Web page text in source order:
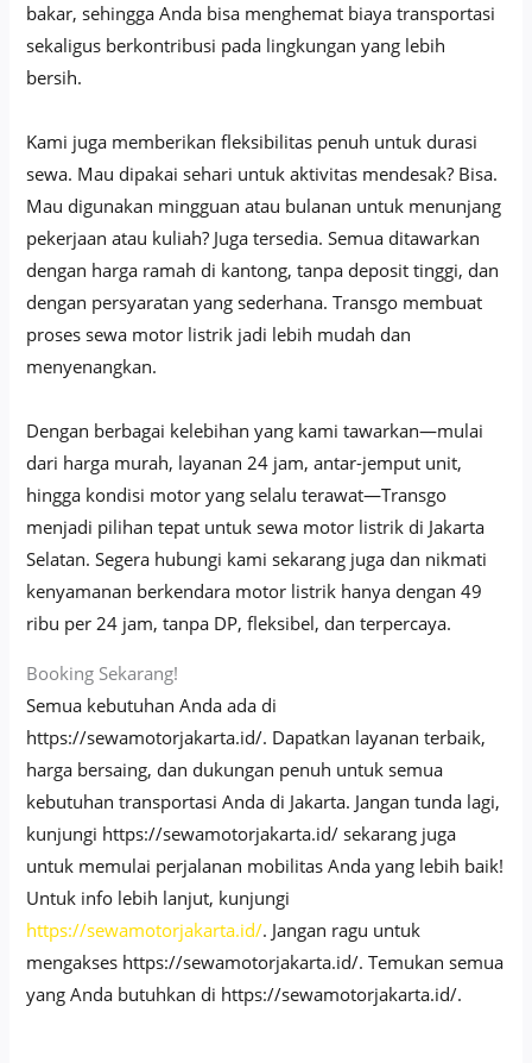
bakar, sehingga Anda bisa menghemat biaya transportasi
sekaligus berkontribusi pada lingkungan yang lebih
bersih.
Kami juga memberikan fleksibilitas penuh untuk durasi
sewa. Mau dipakai sehari untuk aktivitas mendesak? Bisa.
Mau digunakan mingguan atau bulanan untuk menunjang
pekerjaan atau kuliah? Juga tersedia. Semua ditawarkan
dengan harga ramah di kantong, tanpa deposit tinggi, dan
dengan persyaratan yang sederhana. Transgo membuat
proses sewa motor listrik jadi lebih mudah dan
menyenangkan.
Dengan berbagai kelebihan yang kami tawarkan—mulai
dari harga murah, layanan 24 jam, antar-jemput unit,
hingga kondisi motor yang selalu terawat—Transgo
menjadi pilihan tepat untuk sewa motor listrik di Jakarta
Selatan. Segera hubungi kami sekarang juga dan nikmati
kenyamanan berkendara motor listrik hanya dengan 49
ribu per 24 jam, tanpa DP, fleksibel, dan terpercaya.
Booking Sekarang!
Semua kebutuhan Anda ada di
https://sewamotorjakarta.id/. Dapatkan layanan terbaik,
harga bersaing, dan dukungan penuh untuk semua
kebutuhan transportasi Anda di Jakarta. Jangan tunda lagi,
kunjungi https://sewamotorjakarta.id/ sekarang juga
untuk memulai perjalanan mobilitas Anda yang lebih baik!
Untuk info lebih lanjut, kunjungi
https://sewamotorjakarta.id/. Jangan ragu untuk
mengakses https://sewamotorjakarta.id/. Temukan semua
yang Anda butuhkan di https://sewamotorjakarta.id/.